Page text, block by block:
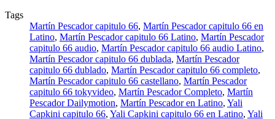
Tags
Martín Pescador capitulo 66, Martín Pescador capitulo 66 en
Latino, Martín Pescador capitulo 66 Latino, Martín Pescador
capitulo 66 audio, Martín Pescador capitulo 66 audio Latino,
Martín Pescador capitulo 66 dublada, Martín Pescador
capitulo 66 dublado, Martín Pescador capitulo 66 completo,
Martín Pescador capitulo 66 castellano, Martín Pescador
capitulo 66 tokyvideo, Martín Pescador Completo, Martín
Pescador Dailymotion, Martín Pescador en Latino, Yali
Capkini capitulo 66, Yali Capkini capitulo 66 en Latino, Yali